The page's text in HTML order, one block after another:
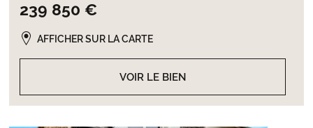
239 850 €
VOIR LE BIEN
AFFICHER SUR LA CARTE